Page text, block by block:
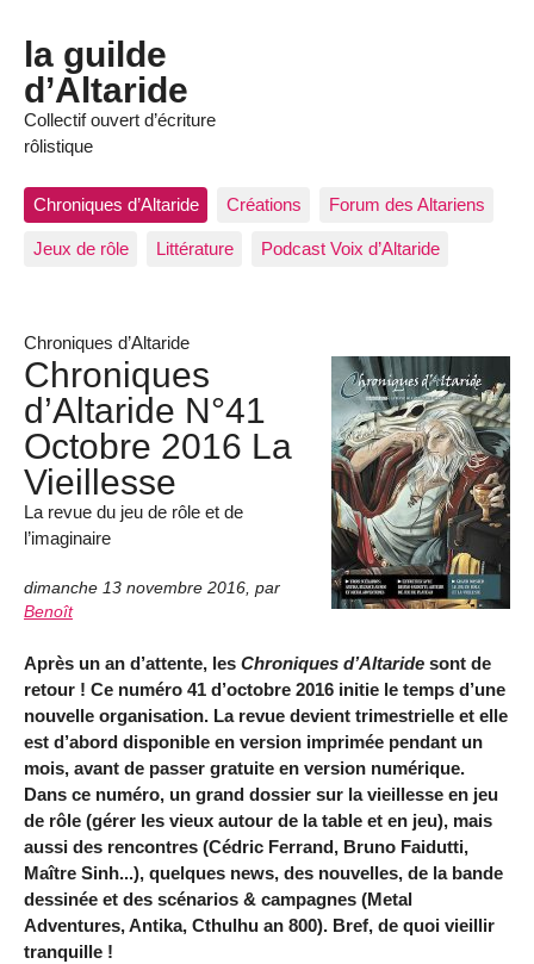
la guilde
d’Altaride
Collectif ouvert d’écriture
rôlistique
Chroniques d’Altaride Créations Forum des Altariens
Jeux de rôle Littérature Podcast Voix d’Altaride
Chroniques d’Altaride
Chroniques
d’Altaride N°41
Octobre 2016 La
Vieillesse
La revue du jeu de rôle et de
l’imaginaire
dimanche 13 novembre 2016 par
Benoît
Après un an d’attente, les Chroniques d’Altaride sont de
retour ! Ce numéro 41 d’octobre 2016 initie le temps d’une
nouvelle organisation. La revue devient trimestrielle et elle
est d’abord disponible en version imprimée pendant un
mois, avant de passer gratuite en version numérique.
Dans ce numéro, un grand dossier sur la vieillesse en jeu
de rôle (gérer les vieux autour de la table et en jeu), mais
aussi des rencontres (Cédric Ferrand, Bruno Faidutti,
Maître Sinh...), quelques news, des nouvelles, de la bande
dessinée et des scénarios & campagnes (Metal
Adventures, Antika, Cthulhu an 800). Bref, de quoi vieillir
tranquille !